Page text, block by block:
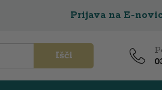
Prijava na E-
Išči